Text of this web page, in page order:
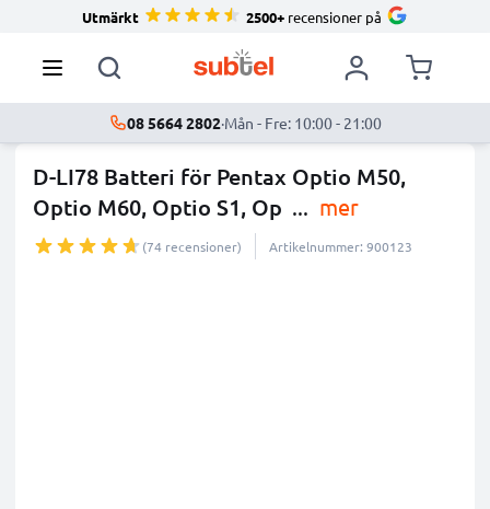
Utmärkt 2500+ recensioner på
08 5664 2802·Mån - Fre: 10:00 - 21:00
D-LI78 Batteri för Pentax Optio M50,
Optio M60, Optio S1, Op ... mer
(74 recensioner) Artikelnummer: 900123